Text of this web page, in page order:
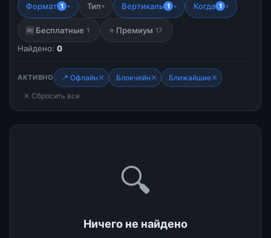
Формат 1 ▾ Тип▾ Вертикаль 1 ▾ Когда 1 ▾
🆓 Бесплатные 1 ⭐ Премиум 17
Найдено: 0
АКТИВНО 📍 Офлайн✕ Блокчейн✕ Ближайшие✕
✕ Сбросить все
🔍
Ничего не найдено